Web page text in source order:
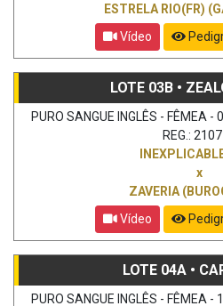
ESTRELA RIO(FR)
Vídeo
LOTE 03B •
PURO SANGUE INGLÊS - FÊMEA
REG.:
x
ZAVERIA
Vídeo
LOTE 04A •
PURO SANGUE INGLÊS - FÊMEA